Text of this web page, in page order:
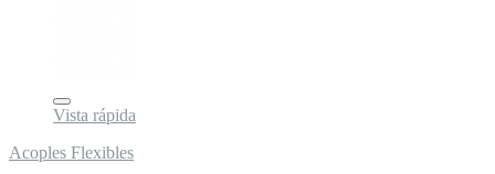
Vista rápida
Acoples Flexibles